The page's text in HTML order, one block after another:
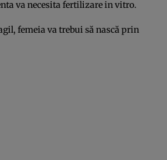
va necesita fertilizare in vitro.
femeia va trebui să nască prin